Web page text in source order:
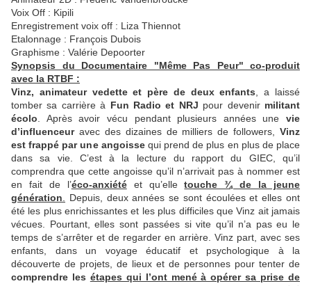
Voix Off : Kipili
Enregistrement voix off : Liza Thiennot
Etalonnage : François Dubois
Graphisme : Valérie Depoorter
Synopsis du Documentaire "Même Pas Peur" co-produit
avec la RTBF :
Vinz, animateur vedette et père de deux enfants , a laissé
tomber sa carrière à Fun Radio et NRJ pour devenir militant
écolo . Après avoir vécu pendant plusieurs années une vie
d’influenceuravec des dizaines de milliers de followers, Vinz
est frappé par une angoissequi prend de plus en plus de place
dans sa vie. C’est à la lecture du rapport du GIEC, qu’il
comprendra que cette angoisse qu’il n’arrivait pas à nommer est
en fait de l’éco-anxiétéet qu’elle
touche ¾ de la jeune
génération
Depuis, deux années se sont écoulées et elles ont
été les plus enrichissantes et les plus difficiles que Vinz ait jamais
vécues. Pourtant, elles sont passées si vite qu’il n’a pas eu le
temps de s’arrêter et de regarder en arrière. Vinz part, avec ses
enfants, dans un voyage éducatif et psychologique à la
découverte de projets, de lieux et de personnes pour tenter de
comprendre les étapes qui l’ont mené à opérer sa prise de